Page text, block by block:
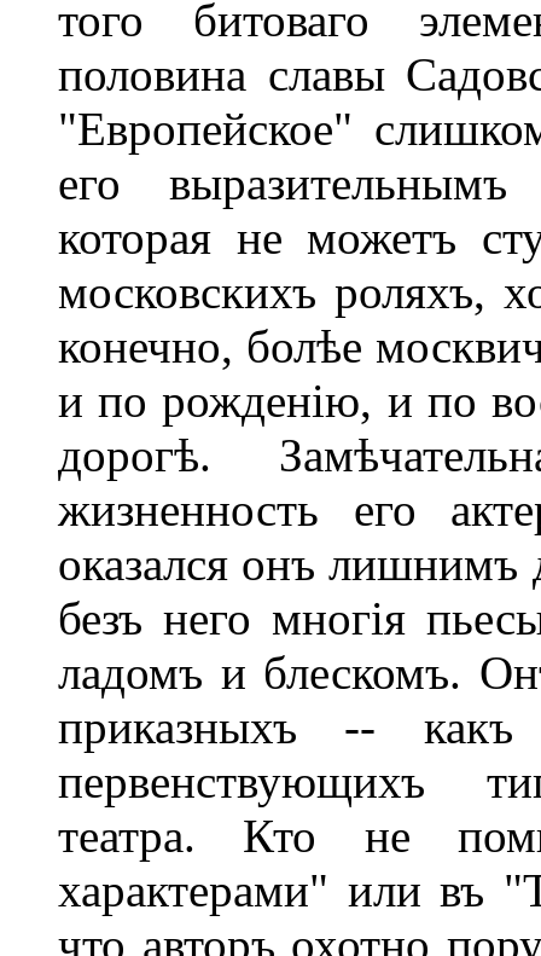
того битоваго
половина славы
"Европейское"
его
которая не можетъ
московскихъ роляхъ,
конечно, болѣе
и по рожденію, и по
дорогѣ.
жизненность его
оказался онъ лишнимъ
безъ него многія
ладомъ и блескомъ.
приказныхъ -- какъ
первенствующихъ
театра. Кто не
характерами" или въ
что авторъ охотно